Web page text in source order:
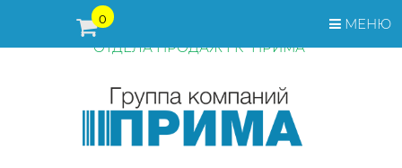
МЕНЮ
0
ПЕРЕД ОФОРМЛЕНИЕМ ЗАКАЗА, СТОИМОСТЬ И СРОКИ
ПОСТАВКИ ТОВАРА УТОЧНЯЙТЕ У МЕНЕДЖЕРОВ
ОТДЕЛА ПРОДАЖ ГК "ПРИМА"